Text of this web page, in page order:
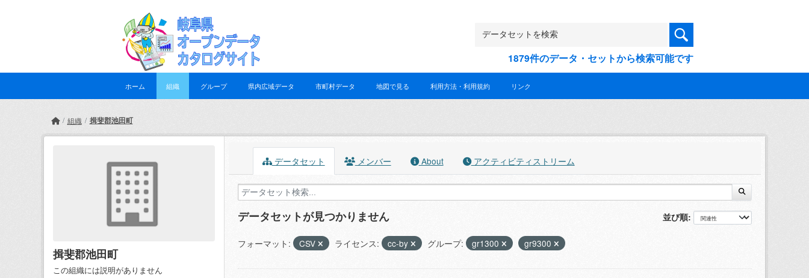
1879件のデータ・セットから検索可能です
ホーム 組織 グループ 県内広域データ 市町村データ 地図で見る 利用方法・利用規約 リンク
組織 揖斐郡池田町
揖斐郡池田町
この組織には説明がありません
データセット メンバー About アクティビティストリーム
並び順
データセットが見つかりません
フォーマット: CSV ライセンス: cc-by グループ: gr1300 gr9300